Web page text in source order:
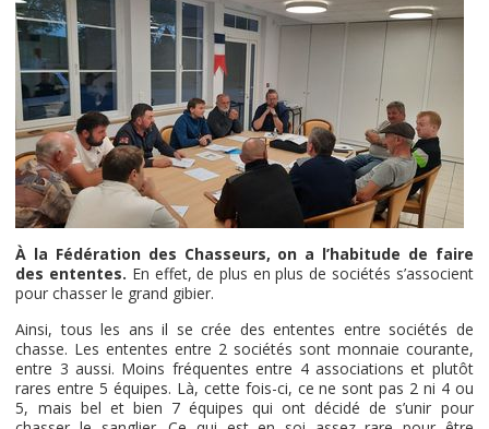
À la Fédération des Chasseurs, on a l’habitude de faire
des ententes. En effet, de plus en plus de sociétés s’associent
pour chasser le grand gibier.
Ainsi, tous les ans il se crée des ententes entre sociétés de
chasse. Les ententes entre 2 sociétés sont monnaie courante,
entre 3 aussi. Moins fréquentes entre 4 associations et plutôt
rares entre 5 équipes. Là, cette fois-ci, ce ne sont pas 2 ni 4 ou
5, mais bel et bien 7 équipes qui ont décidé de s’unir pour